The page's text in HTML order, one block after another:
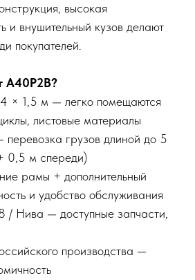
высокая
и внушительный кузов делают
покупателей.
A40P2B?
× 1,5 м — легко помещаются
листовые материалы
перевозка грузов длиной до 5
0,5 м спереди)
рамы + дополнительный
и удобство обслуживания
/ Нива — доступные запчасти,
производства —